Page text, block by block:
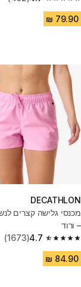
4.7 out of 5 stars from 452 reviews
DECATHLON
– ורוד
4.7
4.7 out of 5 stars from 1673 reviews
(1673)